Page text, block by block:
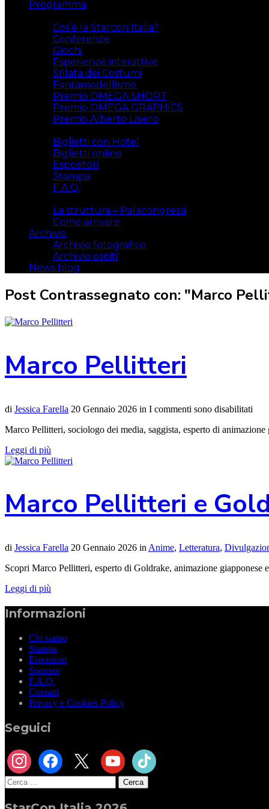
Programma
Cos’è la Starcon Italia?
Conferenze
Giochi
Esperienze interattive
Sfilata dei Costumi
Fantamodellismo
Premio OMEGA SHORT
Premio OMEGA GRAPHICS
Premio Alberto Lisiero
Biglietti con Hotel
Biglietti online
Espositori
Stampa
F.A.Q.
La struttura – Palacongressi
Come arrivare
Archivio
Archivio fotografico
Archivio ospiti
News blog
Post Contrassegnato con: "Marco
Marco Pellitteri
di Jessica Farella 20 Gennaio 2026 in I commenti sono disabilitati
Marco Pellitteri, sociologo dei media, saggista, esperto di animazione
Leggi di più
Marco Pellitteri e
di Jessica Farella 20 Gennaio 2026 in Anime, Letteratura,
Scopri Marco Pellitteri, esperto di Goldrake, animazione
Leggi di più
Informazioni
Chi siamo
Stampa
Espositori
Sponsor
F.A.Q.
Contatti
Privacy e Cookies Policy
Seguici
instagramfacebook youtube tiktok
Ricerca
per: